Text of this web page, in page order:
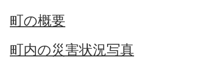
町の概要
町内の災害状況写真